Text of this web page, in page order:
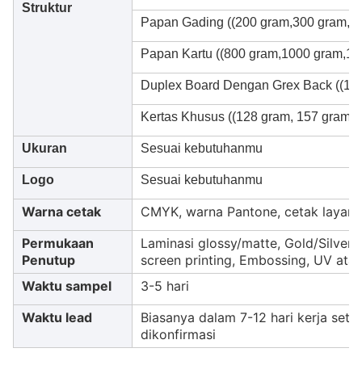
Struktur
Papan Gading ((200 gram,300
Papan Kartu ((800 gram,1000
Duplex Board Dengan Grex Back
Kertas Khusus ((128 gram, 157 gram,
Ukuran Sesuai kebutuhanmu
Logo Sesuai kebutuhanmu
Warna cetak
CMYK, warna Pantone, cetak layar
Permukaan
Penutup
Laminasi glossy/matte, Gold/Silver
screen printing, Embossing, UV
Waktu sampel
3-5 hari
Waktu lead
Biasanya dalam 7-12 hari kerja
dikonfirmasi